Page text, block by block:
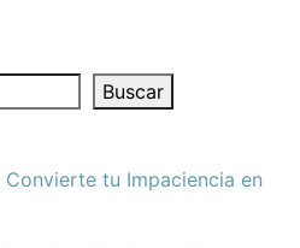
Buscar
tu Impaciencia en